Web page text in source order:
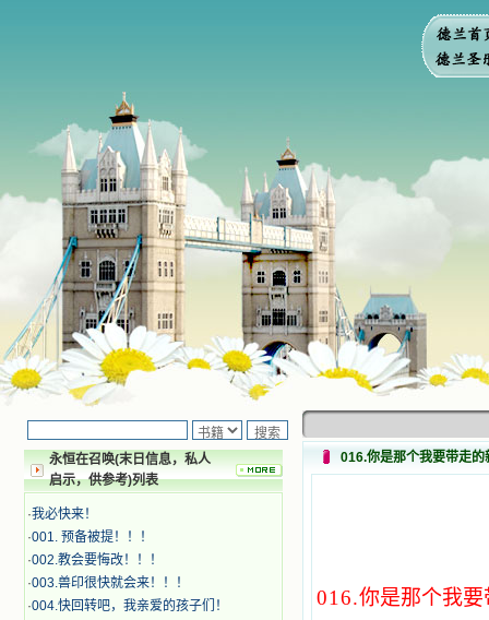
永恒在召唤(末日信息，私人
启示，供参考)列表
·我必快来！
·001. 预备被提！！！
·002.教会要悔改！！！
·003.兽印很快就会来！！！
·004.快回转吧，我亲爱的孩子们！
016.你是那个我要带走的
016.你是那个我